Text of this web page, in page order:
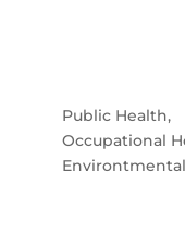
Public Health,
Occupational